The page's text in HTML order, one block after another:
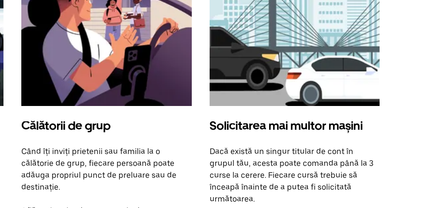
Călătorii de grup
Când îți inviți prietenii sau familia la o
călătorie de grup, fiecare persoană poate
adăuga propriul punct de preluare sau de
destinație.
Solicitarea mai multor mașini
Dacă există un singur titular de cont în
grupul tău, acesta poate comanda până la 3
curse la cerere. Fiecare cursă trebuie să
înceapă înainte de a putea fi solicitată
următoarea.